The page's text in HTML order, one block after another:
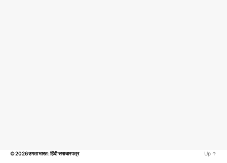
© 2026उगता भारत : हिंदी समाचार पत्र Up ↑